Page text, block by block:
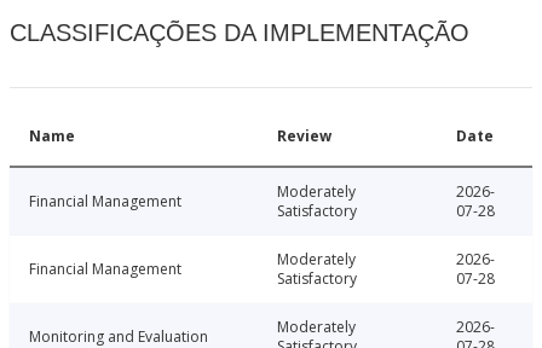
CLASSIFICAÇÕES DA IMPLEMENTAÇÃO
Name Review Date
Financial Management
Moderately
Satisfactory
2026-
07-28
Financial Management
Moderately
Satisfactory
2026-
07-28
Monitoring and Evaluation
Moderately
2026-